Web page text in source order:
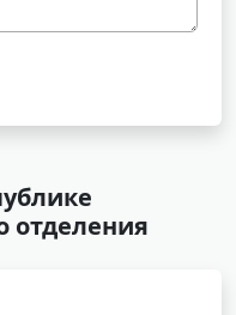
отделения